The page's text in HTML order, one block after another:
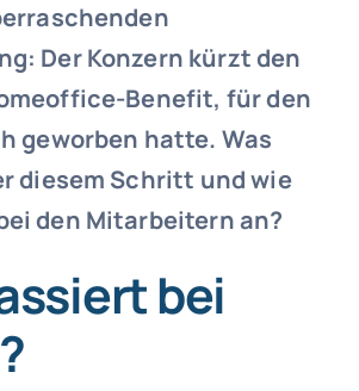
Der Konzern kürzt den
Benefit, für den
geworben hatte. Was
diesem Schritt und wie
den Mitarbeitern an?
bei